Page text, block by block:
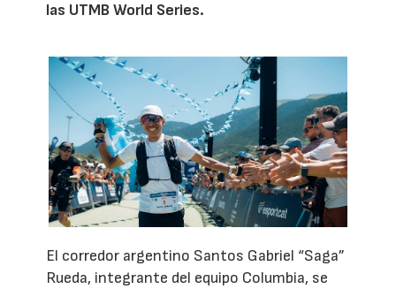
las UTMB World Series.
El corredor argentino Santos Gabriel “Saga”
Rueda, integrante del equipo Columbia, se